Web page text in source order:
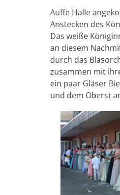
Auffe Halle
Anstecken des
Das weiße
an diesem
durch das
zusammen mit
ein paar Gläser
und dem Oberst